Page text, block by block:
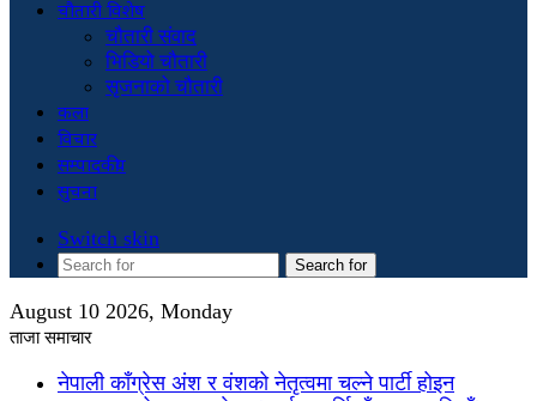
चौतारी विशेष
चौतारी संवाद
भिडियो चौतारी
सृजनाको चौतारी
कला
विचार
सम्पादकीय
सुचना
Switch skin
Search for
August 10 2026, Monday
ताजा समाचार
नेपाली काँग्रेस अंश र वंशको नेतृत्वमा चल्ने पार्टी होइन